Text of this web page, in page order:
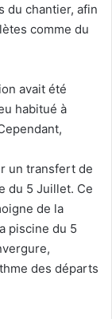
du chantier, afin
comme du
avait été
habitué à
un transfert de
du 5 Juillet. Ce
de la
piscine du 5
des départs